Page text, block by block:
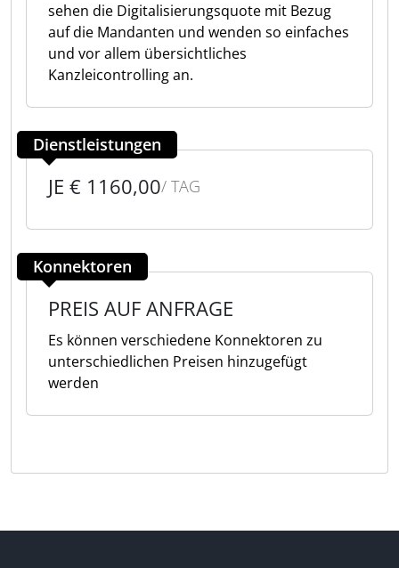
sehen die Digitalisierungsquote mit Bezug
auf die Mandanten und wenden so einfaches
und vor allem übersichtliches
Kanzleicontrolling an.
Dienstleistungen
JE € 1160,00/ TAG
Konnektoren
PREIS AUF ANFRAGE
Es können verschiedene Konnektoren zu
unterschiedlichen Preisen hinzugefügt
werden